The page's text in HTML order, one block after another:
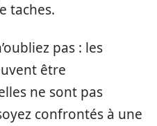
taches.
pas : les
être
ne sont pas
confrontés à une